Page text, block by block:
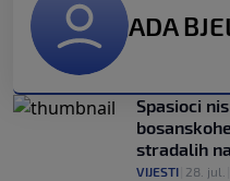
ADA
Spasioci
stradalih
VIJESTI 28. jul.